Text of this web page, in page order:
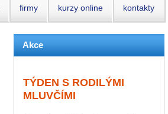
firmy kurzy online kontakty
Akce
TÝDEN S RODILÝMI
MLUVČÍMI